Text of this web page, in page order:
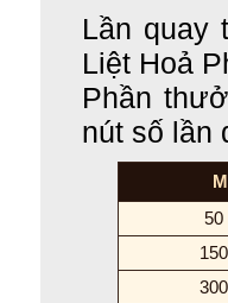
Lần quay
Liệt Hoả
Phần
nút số lần
50